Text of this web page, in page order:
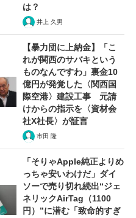
は？
井上 久男
【暴力団に上納金】「こ
れが関西のサバキという
ものなんですわ」裏金10
億円が発覚した〈関西国
際空港〉建設工事 元請
けからの指示を〈資材会
社X社長〉が証言
市田 隆
「そりゃApple純正よりめ
っちゃ安いわけだ」ダイ
ソーで売り切れ続出“ジェ
ネリックAirTag（1100
円）”に潜む「致命的すぎ